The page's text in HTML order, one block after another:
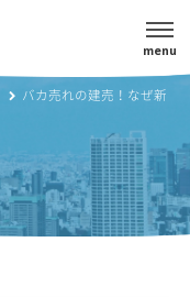
menu
バカ売れの建売！なぜ新